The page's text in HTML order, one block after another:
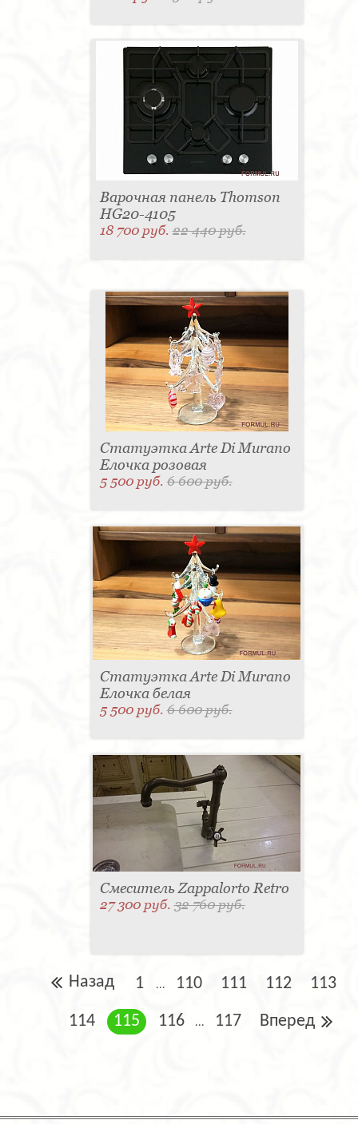
Варочная панель Thomson
HG20-4105
18 700 руб.22 440 руб.
Статуэтка Arte Di Murano
Елочка розовая
5 500 руб.6 600 руб.
Статуэтка Arte Di Murano
Елочка белая
5 500 руб.6 600 руб.
Смеситель Zappalorto Retro
27 300 руб.32 760 руб.
Назад 1 ... 110 111 112 113
114 115 116 ... 117 Вперед